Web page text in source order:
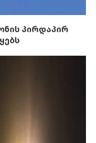
პირდაპირ